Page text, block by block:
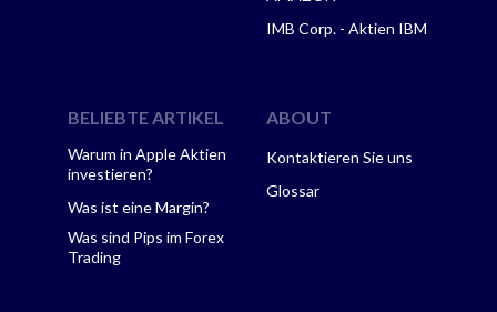
IMB Corp. - Aktien IBM
BELIEBTE ARTIKEL
Warum in Apple Aktien
investieren?
Was ist eine Margin?
Was sind Pips im Forex
Trading
ABOUT
Kontaktieren Sie uns
Glossar